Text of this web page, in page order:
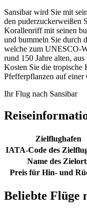
Sansibar wird Sie mit
den puderzuckerweißen
Korallenriff mit seinen
und bummeln Sie durch
welche zum UNESCO-
rund 150 Jahre alten,
Kosten Sie die tropische
Pfefferpflanzen auf einer
Ihr Flug nach Sansibar
Zielflughafen
IATA-Code des
Name des
Preis für Hin- und
Beliebte Flüge